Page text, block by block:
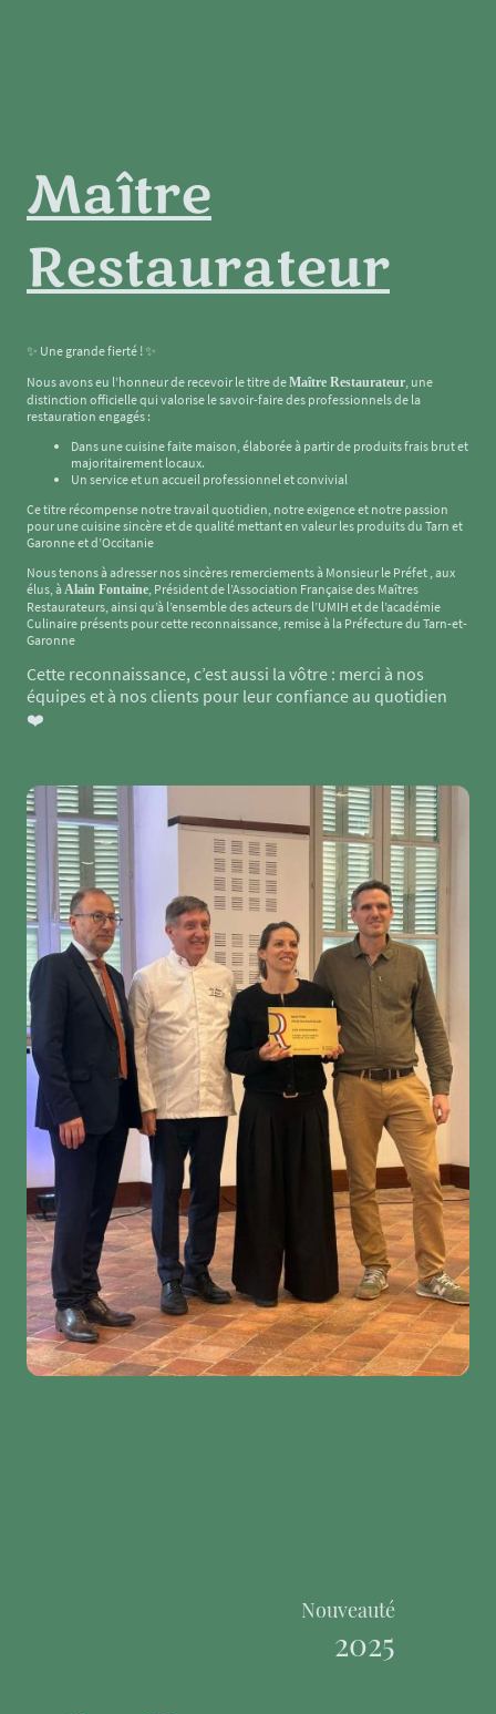
Maître
Restaurateur
✨ Une grande fierté ! ✨
Nous avons eu l’honneur de recevoir le titre deMaître Restaurateur , une
distinction officielle qui valorise le savoir-faire des professionnels de la
restauration engagés :
Dans une cuisine faite maison, élaborée à partir de produits frais brut et
majoritairement locaux.
Un service et un accueil professionnel et convivial
Ce titre récompense notre travail quotidien, notre exigence et notre passion
pour une cuisine sincère et de qualité mettant en valeur les produits du Tarn et
Garonne et d’Occitanie
Nous tenons à adresser nos sincères remerciements à Monsieur le Préfet , aux
élus, àAlain Fontaine, Président de l’Association Française des Maîtres
Restaurateurs, ainsi qu’à l’ensemble des acteurs de l’UMIH et de l’académie
Culinaire présents pour cette reconnaissance, remise à la Préfecture du Tarn-et-
Garonne
Cette reconnaissance, c’est aussi la vôtre : merci à nos
équipes et à nos clients pour leur confiance au quotidien
❤️
Nouveauté
2025